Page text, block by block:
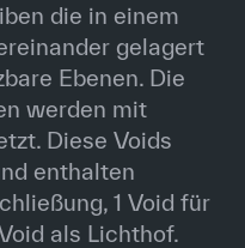
die in einem
gelagert
Ebenen. Die
werden mit
Diese Voids
enthalten
1 Void für
als Lichthof.